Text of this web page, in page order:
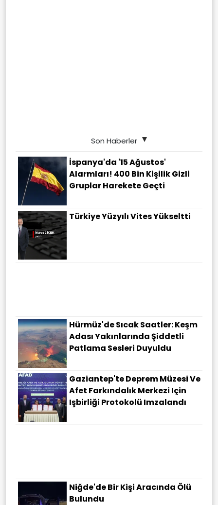
Son Haberler
İspanya'da '15 Ağustos'
Alarmları! 400 Bin Kişilik Gizli
Gruplar Harekete Geçti
Türkiye Yüzyılı Vites Yükseltti
Hürmüz'de Sıcak Saatler: Keşm
Adası Yakınlarında Şiddetli
Patlama Sesleri Duyuldu
Gaziantep'te Deprem Müzesi Ve
Afet Farkındalık Merkezi Için
Işbirliği Protokolü Imzalandı
Niğde'de Bir Kişi Aracında Ölü
Bulundu